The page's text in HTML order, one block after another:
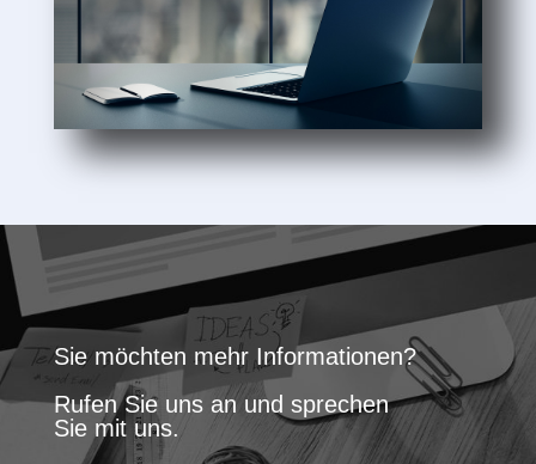
Sie möchten mehr Informationen?
Rufen Sie uns an und sprechen
Sie mit uns.